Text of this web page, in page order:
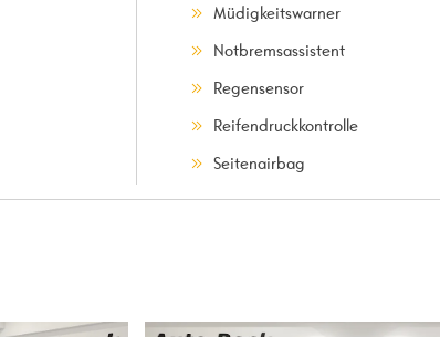
Müdigkeitswarner
Notbremsassistent
Regensensor
Reifendruckkontrolle
Seitenairbag